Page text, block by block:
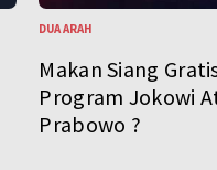
DUA ARAH
Makan Siang
Program Jokowi
Prabowo ?